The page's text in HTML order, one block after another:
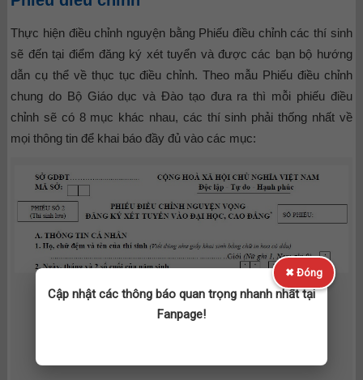
Thực hiện điều chỉnh nguyện bằng Phiếu điều chỉnh các thí sinh
sẽ đến tại điểm đăng ký xét tuyển và được các bạn bộ hướng
dẫn cụ thể về thục tục điều chỉnh. Theo mẫu Phiếu điều chỉnh
chung do Bộ Giáo dục và Đào tạo đưa ra thì mỗi phiếu điều
chỉnh sẽ có 8 mục khác nhau, các thí sinh phải thống nhất về
mọi thông tin để khai báo đầy đủ vào các mục:
✖ Đóng
Cập nhật các thông báo quan trọng nhanh nhất tại
Fanpage!